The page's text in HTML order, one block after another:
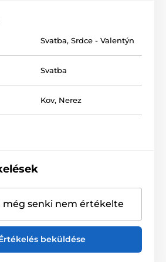
Svatba, Srdce - Valentýn
Svatba
Kov, Nerez
senki nem értékelte
beküldése